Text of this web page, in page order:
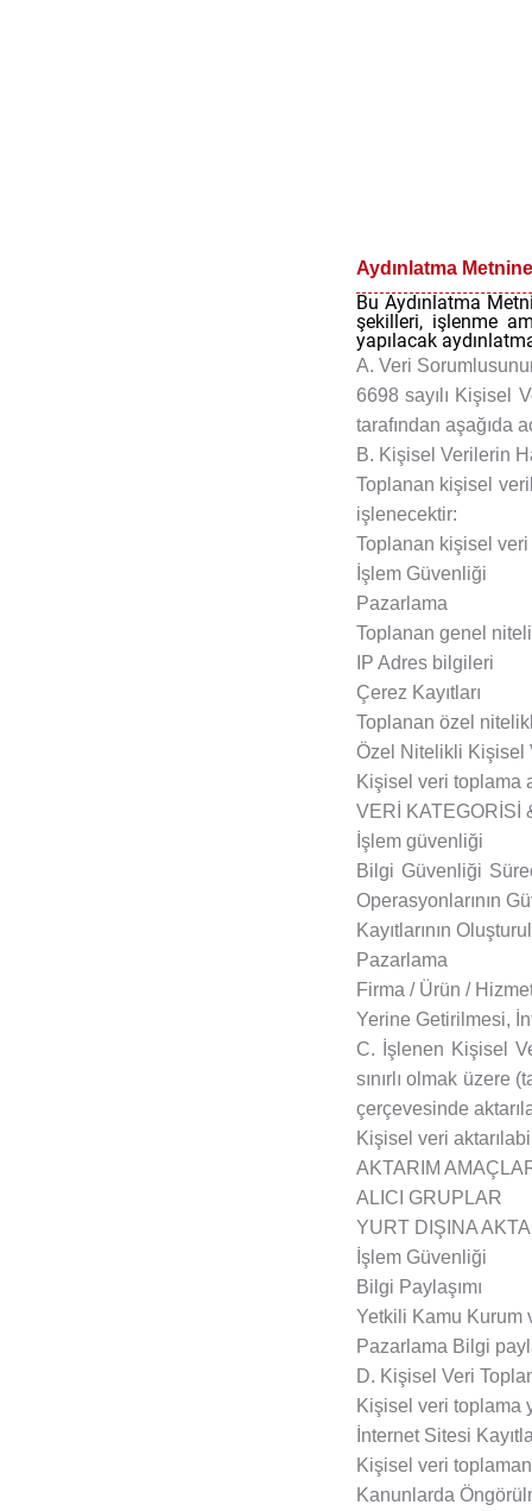
Aydınlatma
Bu Aydınlatma
şekilleri, işlenme
yapılacak
A. Veri
6698 sayılı Kişisel
tarafından aşağıda
B. Kişisel Verilerin
Toplanan kişisel
işlenecektir:
Toplanan kişisel
İşlem Güvenliği
Pazarlama
Toplanan genel
IP Adres bilgileri
Çerez Kayıtları
Toplanan özel
Özel Nitelikli Kişisel
Kişisel veri toplama
VERİ KATEGORİSİ
İşlem güvenliği
Bilgi Güvenliği
Operasyonlarının
Kayıtlarının
Pazarlama
Firma / Ürün /
Yerine Getirilmesi,
C. İşlenen Kişisel
sınırlı olmak üzere
çerçevesinde
Kişisel veri
AKTARIM
ALICI GRUPLAR
YURT DIŞINA
İşlem Güvenliği
Bilgi Paylaşımı
Yetkili Kamu Kurum
Pazarlama Bilgi
D. Kişisel Veri
Kişisel veri toplama
İnternet Sitesi
Kişisel veri
Kanunlarda